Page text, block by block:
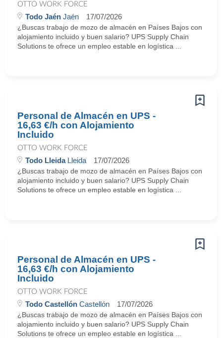
OTTO WORK FORCE
Todo Jaén Jaén 17/07/2026
¿Buscas trabajo de mozo de almacén en Países Bajos con
alojamiento incluido y buen salario? UPS Supply Chain
Solutions te ofrece un empleo estable en logística ...
Personal de Almacén en UPS -
16,63 €/h con Alojamiento
Incluido
OTTO WORK FORCE
Todo LleidaLleida 17/07/2026
¿Buscas trabajo de mozo de almacén en Países Bajos con
alojamiento incluido y buen salario? UPS Supply Chain
Solutions te ofrece un empleo estable en logística ...
Personal de Almacén en UPS -
16,63 €/h con Alojamiento
Incluido
OTTO WORK FORCE
Todo Castellón Castellón 17/07/2026
¿Buscas trabajo de mozo de almacén en Países Bajos con
alojamiento incluido y buen salario? UPS Supply Chain
Solutions te ofrece un empleo estable en logística ...